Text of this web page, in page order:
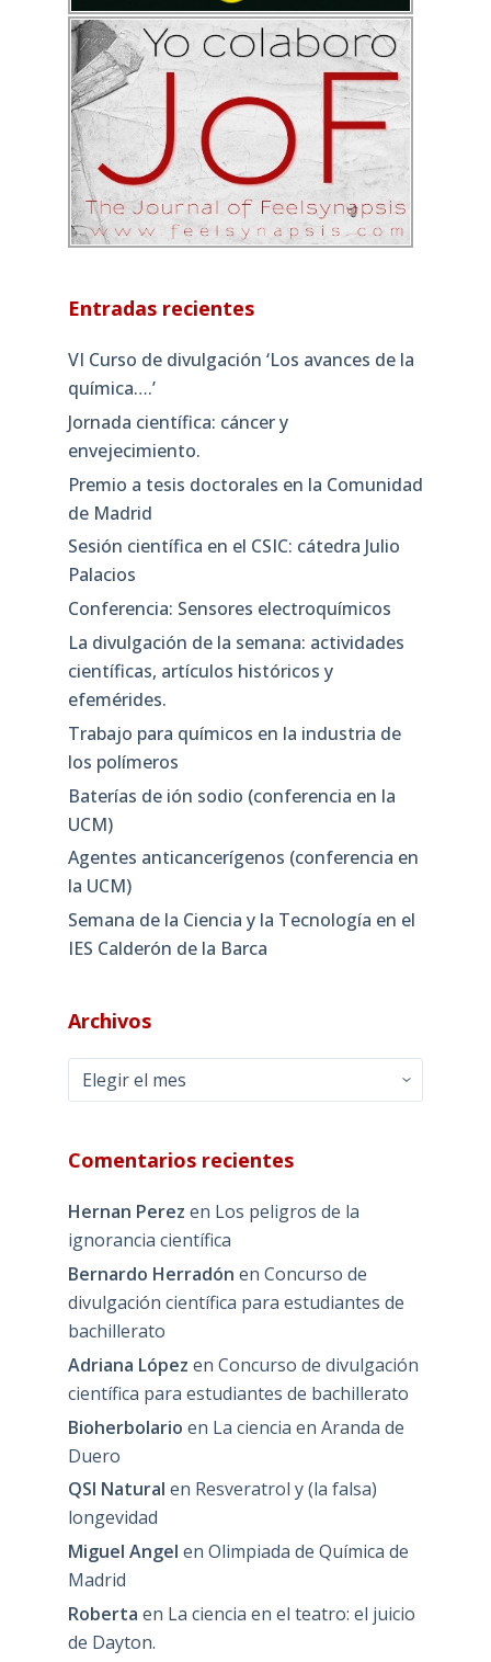
Entradas recientes
VI Curso de divulgación ‘Los avances de la
química….’
Jornada científica: cáncer y
envejecimiento.
Premio a tesis doctorales en la Comunidad
de Madrid
Sesión científica en el CSIC: cátedra Julio
Palacios
Conferencia: Sensores electroquímicos
La divulgación de la semana: actividades
científicas, artículos históricos y
efemérides.
Trabajo para químicos en la industria de
los polímeros
Baterías de ión sodio (conferencia en la
UCM)
Agentes anticancerígenos (conferencia en
la UCM)
Semana de la Ciencia y la Tecnología en el
IES Calderón de la Barca
Archivos
Archivos
Comentarios recientes
Hernan Perez en Los peligros de la
ignorancia científica
Bernardo Herradón en Concurso de
divulgación científica para estudiantes de
bachillerato
Adriana López en Concurso de divulgación
científica para estudiantes de bachillerato
Bioherbolario en La ciencia en Aranda de
Duero
QSI Natural en Resveratrol y (la falsa)
longevidad
Miguel Angel en Olimpiada de Química de
Madrid
Roberta en La ciencia en el teatro: el juicio
de Dayton.